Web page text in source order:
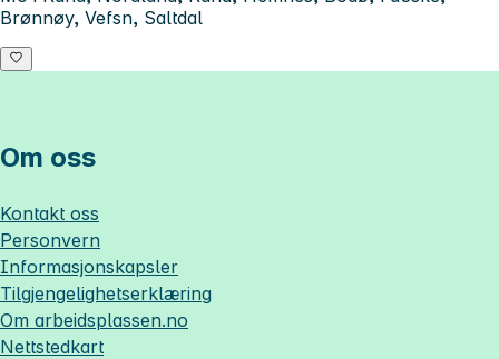
Brønnøy, Vefsn, Saltdal
Om oss
Kontakt oss
Personvern
Informasjonskapsler
Tilgjengelighetserklæring
Om arbeidsplassen.no
Nettstedkart